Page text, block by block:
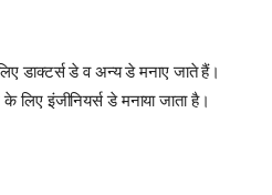
डाक्टर्स डे व अन्य डे मनाए जाते हैं।
लिए इंजीनियर्स डे मनाया जाता है।